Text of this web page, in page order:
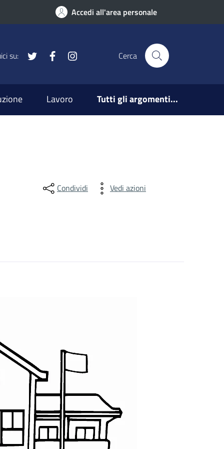
Accedi all'area personale
su: Facebook Cerca
Lavoro Tutti gli argomenti...
Condividi Vedi azioni